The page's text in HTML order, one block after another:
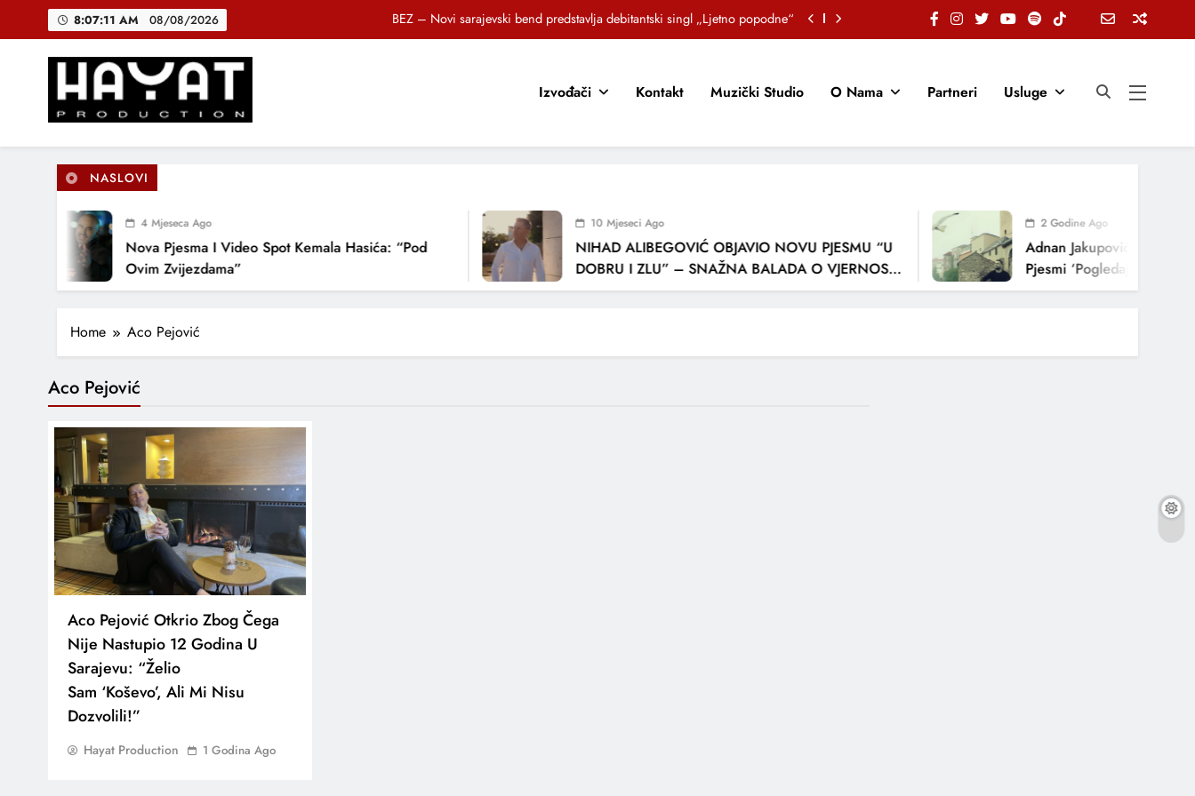
8:07:12 AM 08/08/2026
BEZ – Novi sarajevski bend predstavlja debitantski singl „Ljetno popodne“
DJEČIJI HOR SUNCOKRETI KROZ PJESMU POZVALI MALIŠANE NA DOBRE NAVIKE
DJEČIJI HOR SUNCOKRETI KROZ PJESMU POZVALI MALIŠANE NA DOBRE NAVIKE
Hayat Production
Promocija domaće muzike
Izvođači Kontakt Muzički Studio O Nama Partneri Usluge
NASLOVI
4 Mjeseca Ago
Nova Pjesma I Video Spot Kemala Hasića: “Pod
Ovim Zvijezdama”
10 Mjeseci Ago
NIHAD ALIBEGOVIĆ OBJAVIO NOVU PJESMU “U
DOBRU I ZLU” – SNAŽNA BALADA O VJERNOSTI,
LJUBAVI I VREMENU KOJE NAS MIJENJA
2 Godine Ago
Adnan Jakupović Donosi
Pjesmi ‘Pogledaj Me’
Home Aco Pejović
Aco Pejović
Aco Pejović Otkrio Zbog Čega
Nije Nastupio 12 Godina U
Sarajevu: “Želio
Sam ‘Koševo’, Ali Mi Nisu
Dozvolili!”
Hayat Production 1 Godina Ago